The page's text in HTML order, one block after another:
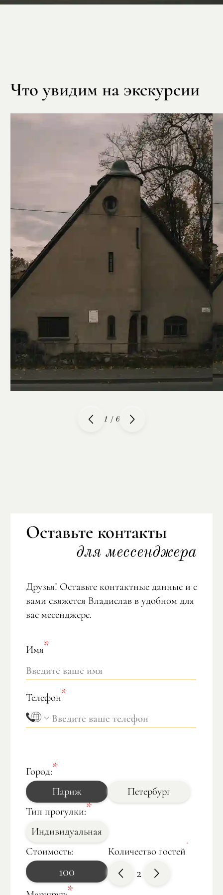
Что увидим на экскурсии
1 / 6
Оставьте контакты
для мессенджера
Друзья! Оставьте контактные данные и с
вами свяжется Владислав в удобном для
вас месенджере.
Имя
Телефон
Город:
Париж
Петербург
Тип прогулки:
Индивидуальная
Стоимость:
100
Количество гостей
2